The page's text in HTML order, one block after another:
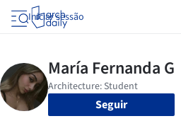
Iniciar sessão
Seguir